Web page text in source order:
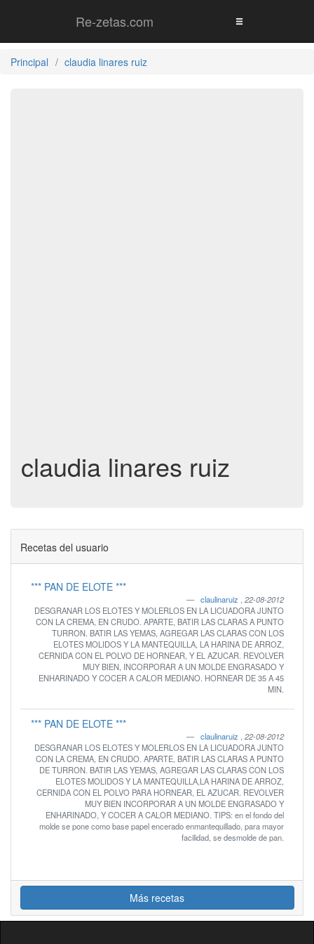
Re-zetas.com
Principal claudia linares ruiz
claudia linares ruiz
Recetas del usuario
*** PAN DE ELOTE ***
claulinaruiz
22-08-2012
DESGRANAR LOS ELOTES Y MOLERLOS EN LA LICUADORA JUNTO
CON LA CREMA, EN CRUDO. APARTE, BATIR LAS CLARAS A PUNTO
TURRON. BATIR LAS YEMAS, AGREGAR LAS CLARAS CON LOS
ELOTES MOLIDOS Y LA MANTEQUILLA, LA HARINA DE ARROZ,
CERNIDA CON EL POLVO DE HORNEAR, Y EL AZUCAR. REVOLVER
MUY BIEN, INCORPORAR A UN MOLDE ENGRASADO Y
ENHARINADO Y COCER A CALOR MEDIANO. HORNEAR DE 35 A 45
MIN.
*** PAN DE ELOTE ***
claulinaruiz
22-08-2012
DESGRANAR LOS ELOTES Y MOLERLOS EN LA LICUADORA JUNTO
CON LA CREMA, EN CRUDO. APARTE, BATIR LAS CLARAS A PUNTO
DE TURRON. BATIR LAS YEMAS, AGREGAR LAS CLARAS CON LOS
ELOTES MOLIDOS Y LA MANTEQUILLA,LA HARINA DE ARROZ,
CERNIDA CON EL POLVO PARA HORNEAR, EL AZUCAR. REVOLVER
MUY BIEN INCORPORAR A UN MOLDE ENGRASADO Y
ENHARINADO, Y COCER A CALOR MEDIANO. TIPS: en el fondo del
molde se pone como base papel encerado enmantequillado, para mayor
facilidad, se desmolde de pan.
Más recetas